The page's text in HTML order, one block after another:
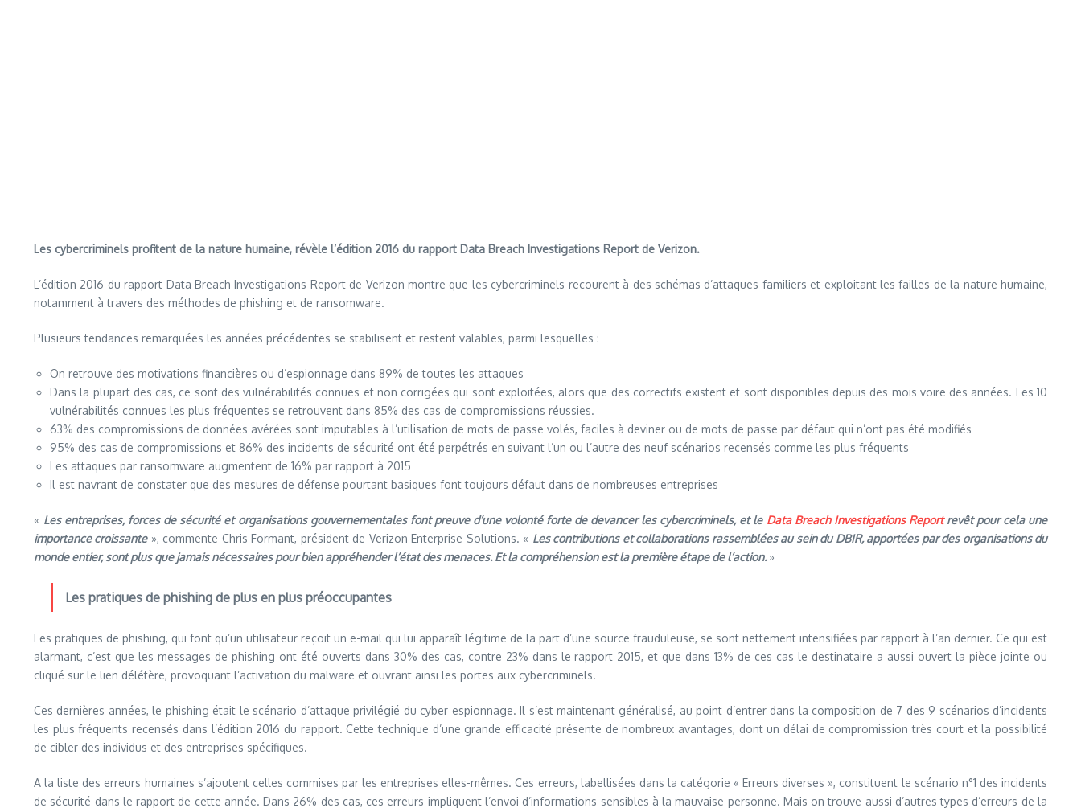
Les cybercriminels profitent de la nature humaine, révèle l’édition 2016 du rapport Data Breach Investigations Report de Verizon.
L’édition 2016 du rapport Data Breach Investigations Report de Verizon montre que les cybercriminels recourent à des schémas d’attaques familiers et exploitant les failles de la nature humaine,
notamment à travers des méthodes de phishing et de ransomware.
Plusieurs tendances remarquées les années précédentes se stabilisent et restent valables, parmi lesquelles :
On retrouve des motivations financières ou d’espionnage dans 89% de toutes les attaques
Dans la plupart des cas, ce sont des vulnérabilités connues et non corrigées qui sont exploitées, alors que des correctifs existent et sont disponibles depuis des mois voire des années. Les 10
vulnérabilités connues les plus fréquentes se retrouvent dans 85% des cas de compromissions réussies.
63% des compromissions de données avérées sont imputables à l’utilisation de mots de passe volés, faciles à deviner ou de mots de passe par défaut qui n’ont pas été modifiés
95% des cas de compromissions et 86% des incidents de sécurité ont été perpétrés en suivant l’un ou l’autre des neuf scénarios recensés comme les plus fréquents
Les attaques par ransomware augmentent de 16% par rapport à 2015
Il est navrant de constater que des mesures de défense pourtant basiques font toujours défaut dans de nombreuses entreprises
« Les entreprises, forces de sécurité et organisations gouvernementales font preuve d’une volonté forte de devancer les cybercriminels, et le Data Breach Investigations Reportrevêt pour cela une
importance croissante», commente Chris Formant, président de Verizon Enterprise Solutions. « Les contributions et collaborations rassemblées au sein du DBIR, apportées par des organisations du
monde entier, sont plus que jamais nécessaires pour bien appréhender l’état des menaces. Et la compréhension est la première étape de l’action.»
Les pratiques de phishing de plus en plus préoccupantes
Les pratiques de phishing, qui font qu’un utilisateur reçoit un e-mail qui lui apparaît légitime de la part d’une source frauduleuse, se sont nettement intensifiées par rapport à l’an dernier. Ce qui est
alarmant, c’est que les messages de phishing ont été ouverts dans 30% des cas, contre 23% dans le rapport 2015, et que dans 13% de ces cas le destinataire a aussi ouvert la pièce jointe ou
cliqué sur le lien délétère, provoquant l’activation du malware et ouvrant ainsi les portes aux cybercriminels.
Ces dernières années, le phishing était le scénario d’attaque privilégié du cyber espionnage. Il s’est maintenant généralisé, au point d’entrer dans la composition de 7 des 9 scénarios d’incidents
les plus fréquents recensés dans l’édition 2016 du rapport. Cette technique d’une grande efficacité présente de nombreux avantages, dont un délai de compromission très court et la possibilité
de cibler des individus et des entreprises spécifiques.
A la liste des erreurs humaines s’ajoutent celles commises par les entreprises elles-mêmes. Ces erreurs, labellisées dans la catégorie « Erreurs diverses », constituent le scénario n°1 des incidents
de sécurité dans le rapport de cette année. Dans 26% des cas, ces erreurs impliquent l’envoi d’informations sensibles à la mauvaise personne. Mais on trouve aussi d’autres types d’erreurs de la